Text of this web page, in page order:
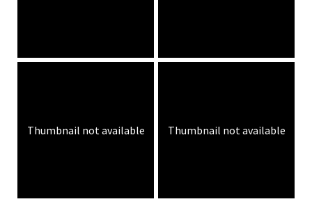
Thumbnail not available Thumbnail not available